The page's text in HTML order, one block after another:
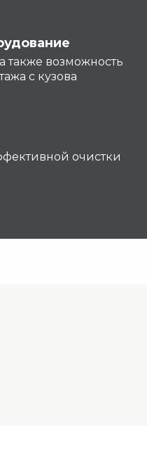
возможность
с кузова
очистки